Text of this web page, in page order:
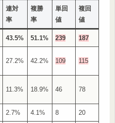
連対
率
複勝
率
単回
値
複回
値
43.5% 51.1% 239 187
27.2% 42.2% 109 115
11.3% 18.9% 46 78
2.7% 4.1% 8 20